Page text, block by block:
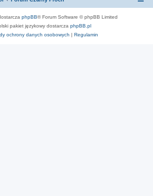
phpBB® Forum Software © phpBB Limited
pakiet językowy dostarcza phpBB.pl
ochrony danych osobowych | Regulamin